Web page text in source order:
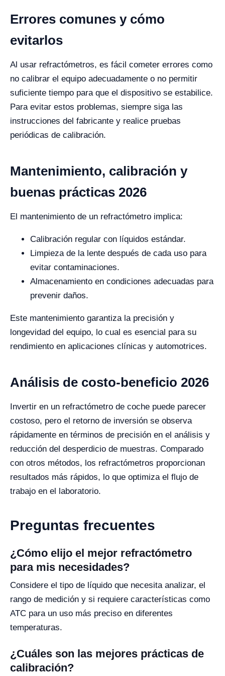
Errores comunes y cómo
evitarlos
Al usar refractómetros, es fácil cometer errores como
no calibrar el equipo adecuadamente o no permitir
suficiente tiempo para que el dispositivo se estabilice.
Para evitar estos problemas, siempre siga las
instrucciones del fabricante y realice pruebas
periódicas de calibración.
Mantenimiento, calibración y
buenas prácticas 2026
El mantenimiento de un refractómetro implica:
Calibración regular con líquidos estándar.
Limpieza de la lente después de cada uso para
evitar contaminaciones.
Almacenamiento en condiciones adecuadas para
prevenir daños.
Este mantenimiento garantiza la precisión y
longevidad del equipo, lo cual es esencial para su
rendimiento en aplicaciones clínicas y automotrices.
Análisis de costo-beneficio 2026
Invertir en un refractómetro de coche puede parecer
costoso, pero el retorno de inversión se observa
rápidamente en términos de precisión en el análisis y
reducción del desperdicio de muestras. Comparado
con otros métodos, los refractómetros proporcionan
resultados más rápidos, lo que optimiza el flujo de
trabajo en el laboratorio.
Preguntas frecuentes
¿Cómo elijo el mejor refractómetro
para mis necesidades?
Considere el tipo de líquido que necesita analizar, el
rango de medición y si requiere características como
ATC para un uso más preciso en diferentes
temperaturas.
¿Cuáles son las mejores prácticas de
calibración?